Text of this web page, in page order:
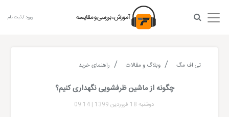
ورود / ثبت نام
تی اف مگ وبلاگ و مقالات راهنمای خرید
چگونه از ماشین ظرفشویی نگهداری کنیم؟
دوشنبه 18 فروردین 1399 |
09:14